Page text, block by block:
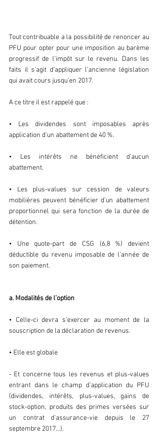
Tout contribuable a la possibilité de renoncer au
PFU pour opter pour une imposition au barème
progressif de l’impôt sur le revenu. Dans les
faits il s’agit d’appliquer l’ancienne législation
qui avait cours jusqu’en 2017.
A ce titre il est rappelé que :
• Les dividendes sont imposables après
application d’un abattement de 40 %.
• Les intérêts ne bénéficient d’aucun
abattement.
• Les plus-values sur cession de valeurs
mobilières peuvent bénéficier d’un abattement
proportionnel qui sera fonction de la durée de
détention.
• Une quote-part de CSG (6,8 %) devient
déductible du revenu imposable de l’année de
son paiement.
a. Modalités de l’option
• Celle-ci devra s’exercer au moment de la
souscription de la déclaration de revenus.
• Elle est globale
- Et concerne tous les revenus et plus-values
entrant dans le champ d’application du PFU
(dividendes, intérêts, plus-values, gains de
stock-option, produits des primes versées sur
un contrat d’assurance-vie depuis le 27
septembre 2017…).